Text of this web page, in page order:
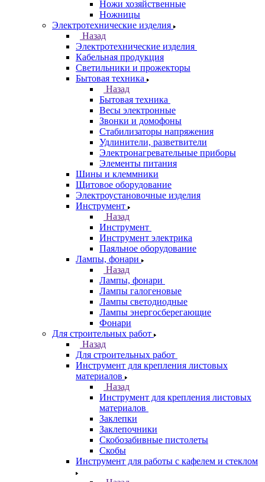
Ножи хозяйственные
Ножницы
Электротехнические изделия
Назад
Электротехнические изделия
Кабельная продукция
Светильники и прожекторы
Бытовая техника
Назад
Бытовая техника
Весы электронные
Звонки и домофоны
Стабилизаторы напряжения
Удлинители, разветвители
Электронагревательные приборы
Элементы питания
Шины и клеммники
Щитовое оборудование
Электроустановочные изделия
Инструмент
Назад
Инструмент
Инструмент электрика
Паяльное оборудование
Лампы, фонари
Назад
Лампы, фонари
Лампы галогеновые
Лампы светодиодные
Лампы энергосберегающие
Фонари
Для строительных работ
Назад
Для строительных работ
Инструмент для крепления листовых
материалов
Назад
Инструмент для крепления листовых
материалов
Заклепки
Заклепочники
Скобозабивные пистолеты
Скобы
Инструмент для работы с кафелем и стеклом